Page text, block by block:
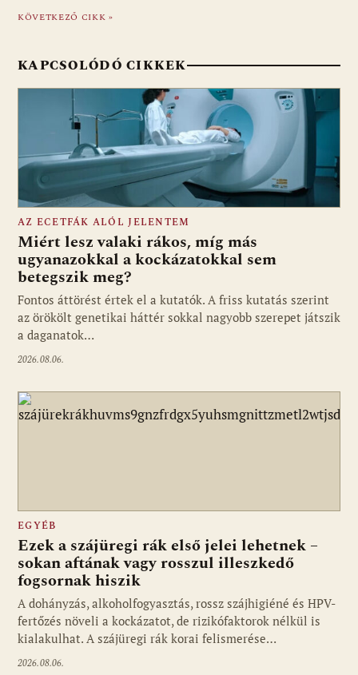
KÖVETKEZŐ CIKK »
KAPCSOLÓDÓ CIKKEK
AZ ECETFÁK ALÓL JELENTEM
Miért lesz valaki rákos, míg más
ugyanazokkal a kockázatokkal sem
betegszik meg?
Fontos áttörést értek el a kutatók. A friss kutatás szerint
az örökölt genetikai háttér sokkal nagyobb szerepet játszik
a daganatok…
2026.08.06.
EGYÉB
Ezek a szájüregi rák első jelei lehetnek –
sokan aftának vagy rosszul illeszkedő
fogsornak hiszik
A dohányzás, alkoholfogyasztás, rossz szájhigiéné és HPV-
fertőzés növeli a kockázatot, de rizikófaktorok nélkül is
kialakulhat. A szájüregi rák korai felismerése…
2026.08.06.